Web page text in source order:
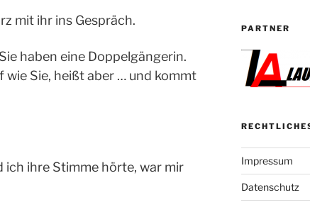
mit ihr ins Gespräch.
haben eine Doppelgängerin.
wie Sie, heißt aber … und kommt
ich ihre Stimme hörte, war mir
PARTNER
Impressum
Datenschutz